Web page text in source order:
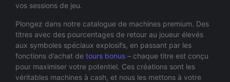
vos sessions de jeu.
Plongez dans notre catalogue de machines premium. Des
titres avec des pourcentages de retour au joueur élevés
aux symboles spéciaux explosifs, en passant par les
fonctions d’achat de tours bonus – chaque titre est conçu
pour maximiser votre potentiel. Ces créations sont les
véritables machines à cash, et nous les mettons à votre